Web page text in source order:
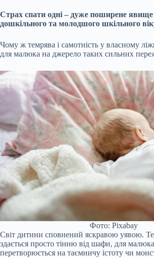
Страх спати одні – дуже поширене явище
дошкільного та молодшого шкільного
Чому ж темрява і самотність у власному
для малюка на джерело таких сильних
Фото: Pixabay
Світ дитини сповнений яскравою уявою.
здається просто тінню від шафи, для
перетворюється на таємничу істоту чи